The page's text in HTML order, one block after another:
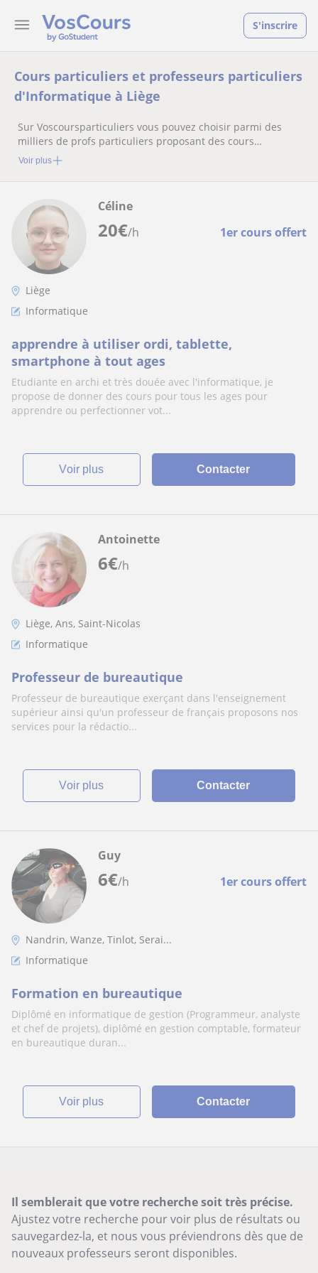
S'inscrire
Cours particuliers et professeurs particuliers
d'Informatique à Liège
Sur Voscoursparticuliers vous pouvez choisir parmi des
milliers de profs particuliers proposant des cours
particuliers
Voir plus
20€/h 1er cours offert
Céline
Liège
Informatique
apprendre à utiliser ordi, tablette,
smartphone à tout ages
Etudiante en archi et très douée avec l'informatique, je
propose de donner des cours pour tous les ages pour
apprendre ou perfectionner vot...
voir plus Contacter
6€/h
Antoinette
Liège, Ans, Saint-Nicolas
Informatique
Professeur de bureautique
Professeur de bureautique exerçant dans l'enseignement
supérieur ainsi qu'un professeur de français proposons nos
services pour la rédactio...
voir plus Contacter
6€/h 1er cours offert
Guy
Nandrin, Wanze, Tinlot, Serai...
Informatique
Formation en bureautique
Diplômé en informatique de gestion (Programmeur, analyste
et chef de projets), diplômé en gestion comptable, formateur
en bureautique duran...
voir plus Contacter
Il semblerait que votre recherche soit très précise.
Ajustez votre recherche pour voir plus de résultats ou
sauvegardez-la, et nous vous préviendrons dès que de
nouveaux professeurs seront disponibles.